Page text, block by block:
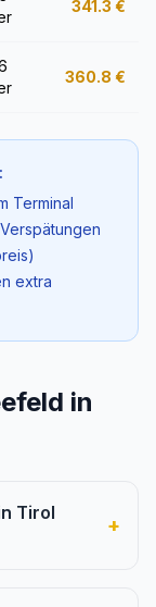
341.3 €
360.8 €
Terminal
extra
in
Tirol
+